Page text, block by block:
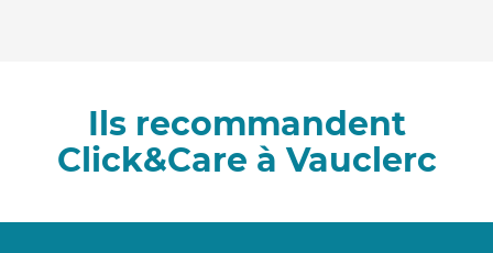
Ils recommandent
Click&Care à Vauclerc